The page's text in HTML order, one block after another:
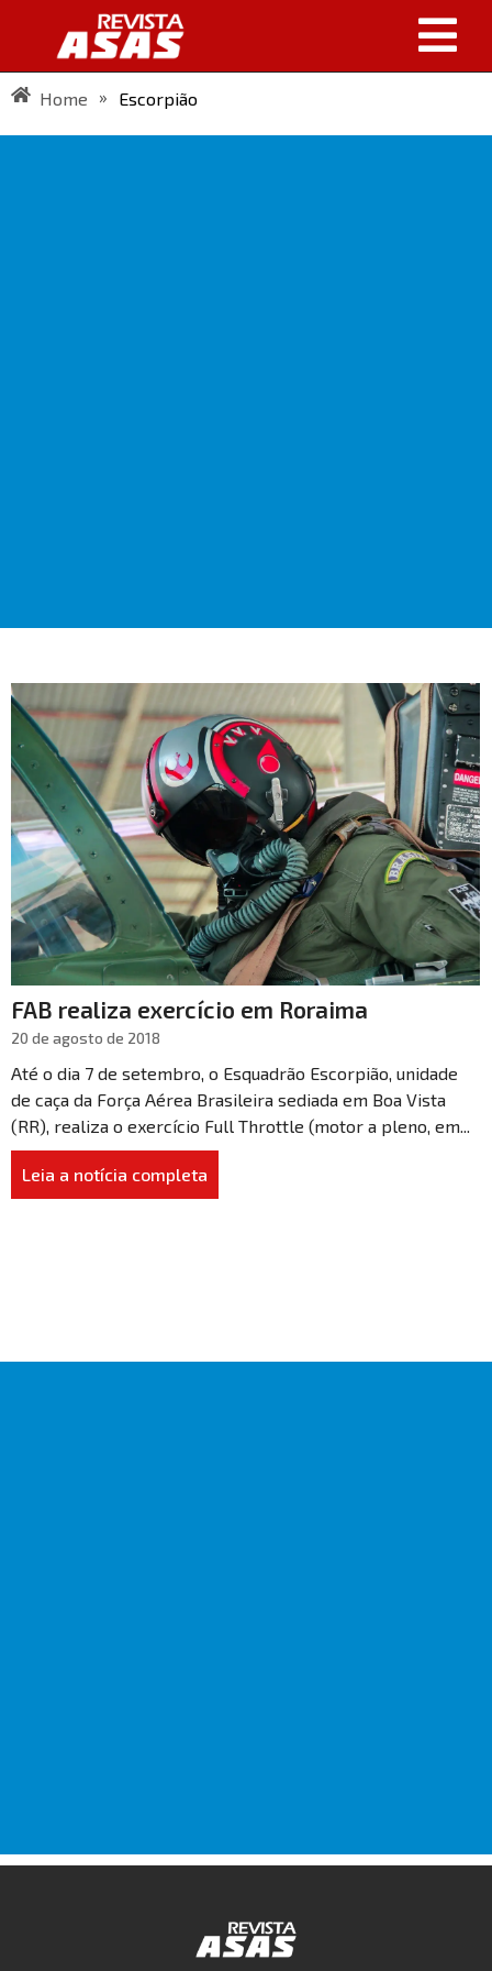
Home » Escorpião
FAB realiza exercício em Roraima
20 de agosto de 2018
Até o dia 7 de setembro, o Esquadrão Escorpião, unidade
de caça da Força Aérea Brasileira sediada em Boa Vista
(RR), realiza o exercício Full Throttle (motor a pleno, em...
Leia a notícia completa